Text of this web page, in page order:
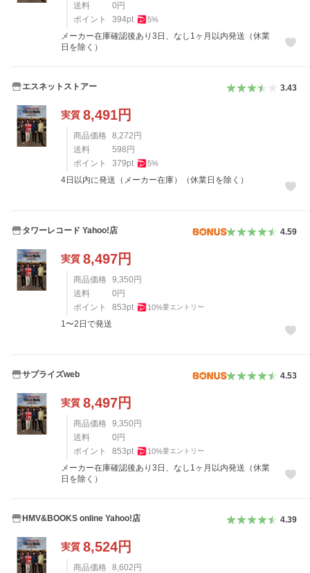
送料
0 円
ポイント
394pt 5%
メーカー在庫確認後あり3日、なし1ヶ月以内発送（休業
日を除く）
エスネットストアー 3.43
実質 8,491円
商品価格 8,272 円
送料
598 円
ポイント
379pt 5%
4日以内に発送（メーカー在庫）（休業日を除く）
タワーレコード Yahoo!店 4.59
実質 8,497円
商品価格 9,350 円
送料
0 円
ポイント
853pt 10%要エントリー
1〜2日で発送
サプライズweb 4.53
実質 8,497円
商品価格 9,350 円
送料
0 円
ポイント
853pt 10%要エントリー
メーカー在庫確認後あり3日、なし1ヶ月以内発送（休業
日を除く）
HMV&BOOKS online Yahoo!店 4.39
実質 8,524円
商品価格 8,602 円